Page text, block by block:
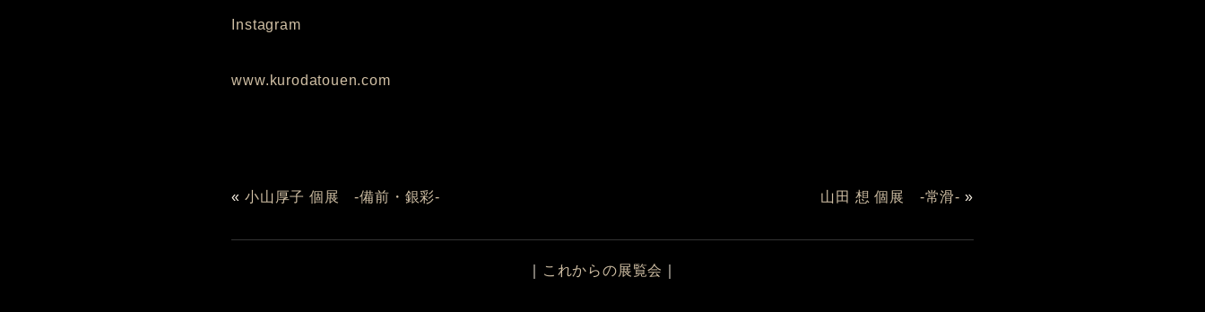
Instagram
www.kurodatouen.com
«小山厚子 個展 -備前・銀彩- 山田 想 個展 -常滑- »
これからの展覧会